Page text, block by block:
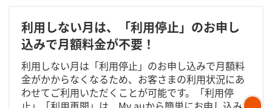
利用しない月は、「利用停止」のお申し
込みで月額料金が不要！
利用しない月は「利用停止」のお申し込みで月額料
金がかからなくなるため、お客さまの利用状況にあ
わせてご利用いただくことが可能です。「利用停